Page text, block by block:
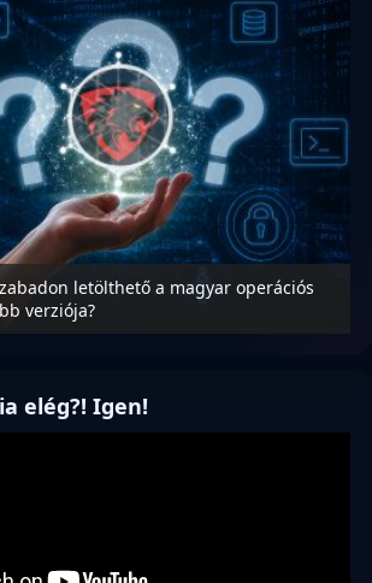
letölthető a magyar operációs
verziója?
elég?! Igen!